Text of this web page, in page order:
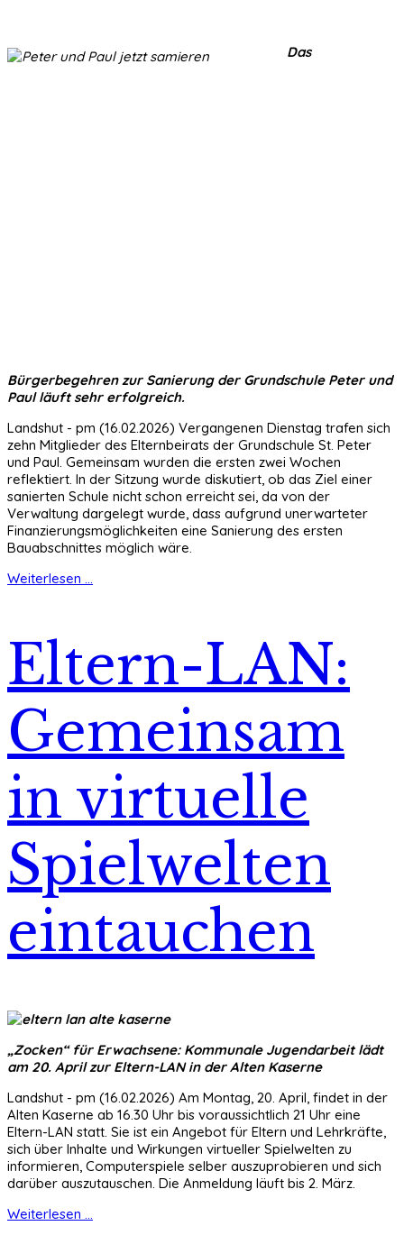
Das
Bürgerbegehren zur Sanierung der Grundschule Peter und
Paul läuft sehr erfolgreich.
Landshut - pm (16.02.2026) Vergangenen Dienstag trafen sich
zehn Mitglieder des Elternbeirats der Grundschule St. Peter
und Paul. Gemeinsam wurden die ersten zwei Wochen
reflektiert. In der Sitzung wurde diskutiert, ob das Ziel einer
sanierten Schule nicht schon erreicht sei, da von der
Verwaltung dargelegt wurde, dass aufgrund unerwarteter
Finanzierungsmöglichkeiten eine Sanierung des ersten
Bauabschnittes möglich wäre.
Weiterlesen ...
Eltern-LAN:
Gemeinsam
in virtuelle
Spielwelten
eintauchen
„Zocken“ für Erwachsene: Kommunale Jugendarbeit lädt
am 20. April zur Eltern-LAN in der Alten Kaserne
Landshut - pm (16.02.2026) Am Montag, 20. April, findet in der
Alten Kaserne ab 16.30 Uhr bis voraussichtlich 21 Uhr eine
Eltern-LAN statt. Sie ist ein Angebot für Eltern und Lehrkräfte,
sich über Inhalte und Wirkungen virtueller Spielwelten zu
informieren, Computerspiele selber auszuprobieren und sich
darüber auszutauschen. Die Anmeldung läuft bis 2. März.
Weiterlesen ...